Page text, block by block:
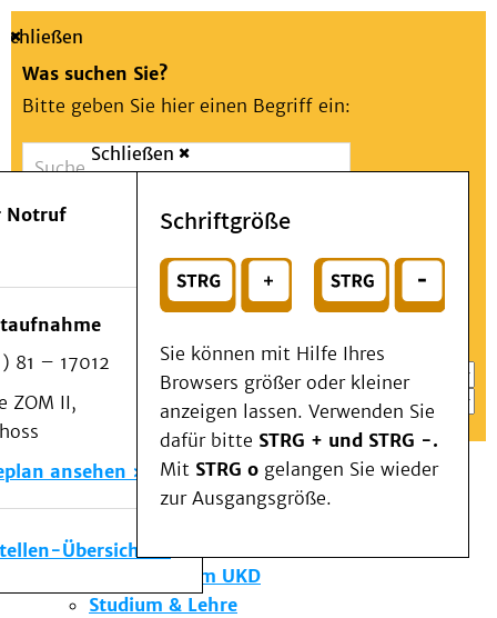
Suche
Schließen
Was suchen Sie?
Bitte geben Sie hier einen Begriff ein:
Suchen
oder
Wählen Sie ein Thema für Ihren Schnelleinstieg
Notfall
Schließen
Notruf
81 – 17012
ZOM II,
ansehen
Übersicht
Schriftgröße
Sie können mit Hilfe Ihres
Browsers größer oder kleiner
anzeigen lassen. Verwenden Sie
dafür bitte STRG + und STRG -.
Mit STRG o gelangen Sie wieder
zur Ausgangsgröße.
Menü
Patienten & Besucher
Kliniken/Institute/Zentren
Als Patient am UKD
Beratung und Unterstützung
Veranstaltungen
Kommunikation im Medizinwesen (KIM)
Notfall
Forschung & Lehre
Die Institute des UKD
Forschung am UKD
Studium & Lehre